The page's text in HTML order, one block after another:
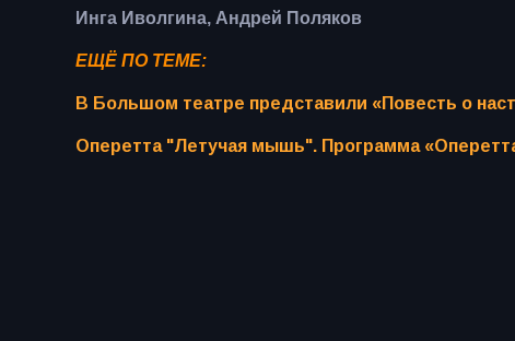
Инга Иволгина, Андрей Поляков
ЕЩЁ ПО ТЕМЕ:
В Большом театре представили «Повесть о
Оперетта "Летучая мышь". Программа